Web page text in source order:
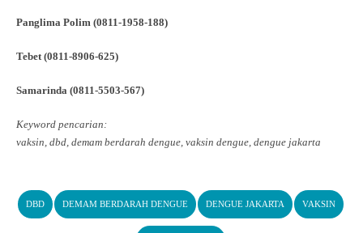
Panglima Polim (0811-1958-188)
Tebet (0811-8906-625)
Samarinda (0811-5503-567)
Keyword pencarian:
vaksin, dbd, demam berdarah dengue, vaksin dengue, dengue jakarta
DBD DEMAM BERDARAH DENGUE DENGUE JAKARTA VAKSIN